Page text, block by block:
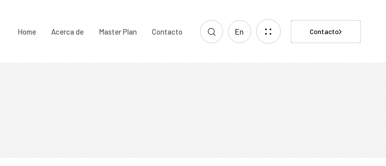
Home Acerca de Master Plan Contacto En Contacto